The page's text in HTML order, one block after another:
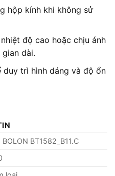
hộp kính khi không sử
độ cao hoặc chịu ánh
dài.
duy trì hình dáng và độ ổn
BT1582_B11.C